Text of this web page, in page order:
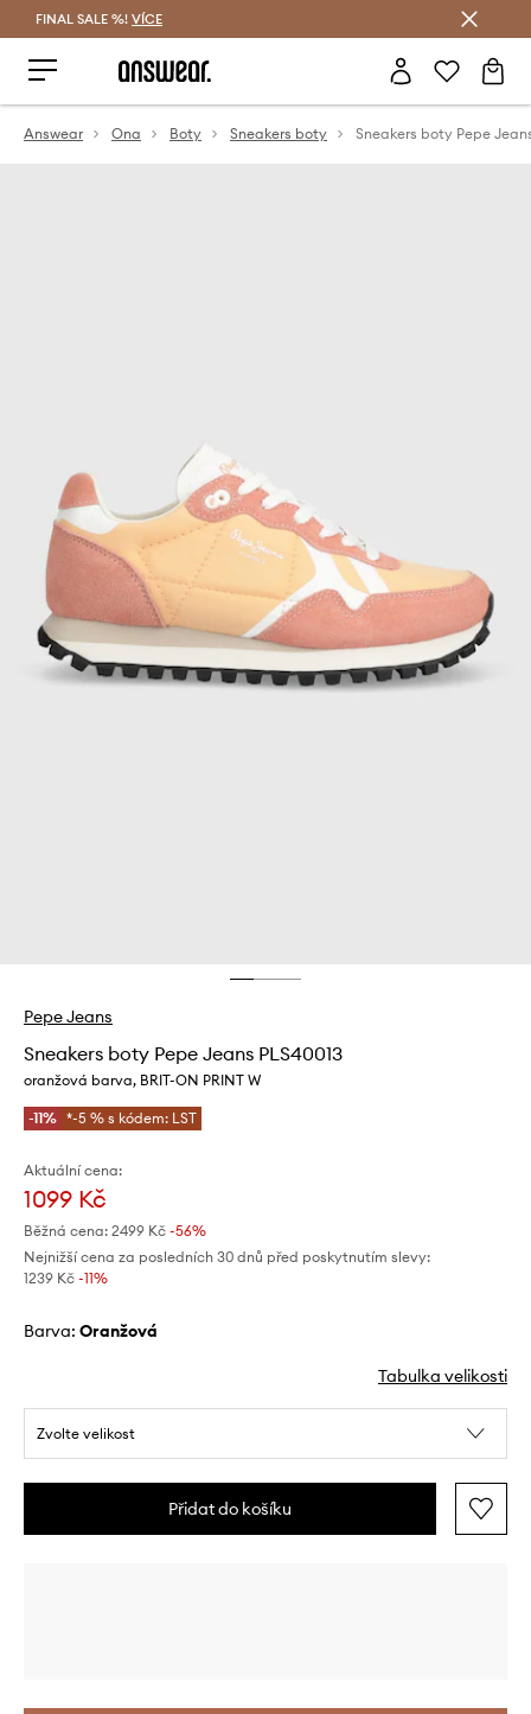
FINAL SALE %! VÍCE
Answear Ona Boty Sneakers boty
Pepe Jeans
Sneakers boty Pepe Jeans PLS40013
oranžová barva, BRIT-ON PRINT W
-11% *-5 % s kódem: LST
Aktuální cena:
1099 Kč
Běžná cena: 2499 Kč -56%
Nejnižší cena za posledních 30 dnů před poskytnutím slevy:
1239 Kč -11%
Barva: oranžová
Tabulka velikosti
Zvolte velikost
Přidat do košíku